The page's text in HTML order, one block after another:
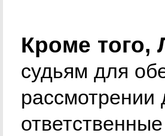
Кроме того,
судьям для